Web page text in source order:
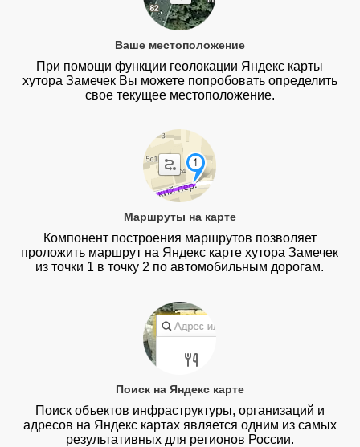
Ваше местоположение
При помощи функции геолокации Яндекс карты
хутора Замечек Вы можете попробовать определить
свое текущее местоположение.
Маршруты на карте
Компонент построения маршрутов позволяет
проложить маршрут на Яндекс карте хутора Замечек
из точки 1 в точку 2 по автомобильным дорогам.
Поиск на Яндекс карте
Поиск объектов инфраструктуры, организаций и
адресов на Яндекс картах является одним из самых
результативных для регионов России.